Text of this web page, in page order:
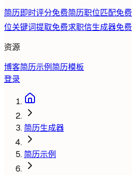
简历即时评分免费简历职位匹配免费
位关键词提取免费求职信生成器免费
资源
博客简历示例 简历模板
登录
简历生成器
简历示例